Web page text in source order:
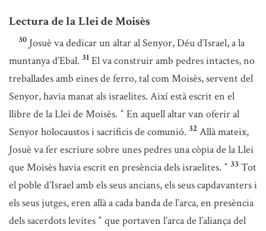
Lectura de la Llei de Moisès
30 Josuè va dedicar un altar al Senyor, Déu d’Israel, a la
muntanya d’Ebal. 31 El va construir amb pedres intactes, no
treballades amb eines de ferro, tal com Moisès, servent del
Senyor, havia manat als israelites. Així està escrit en el
llibre de la Llei de Moisès. * En aquell altar van oferir al
Senyor holocaustos i sacrificis de comunió. 32 Allà mateix,
Josuè va fer escriure sobre unes pedres una còpia de la Llei
que Moisès havia escrit en presència dels israelites. * 33 Tot
el poble d’Israel amb els seus ancians, els seus capdavanters i
els seus jutges, eren allà a cada banda de l’arca, en presència
dels sacerdots levites * que portaven l’arca de l’aliança del